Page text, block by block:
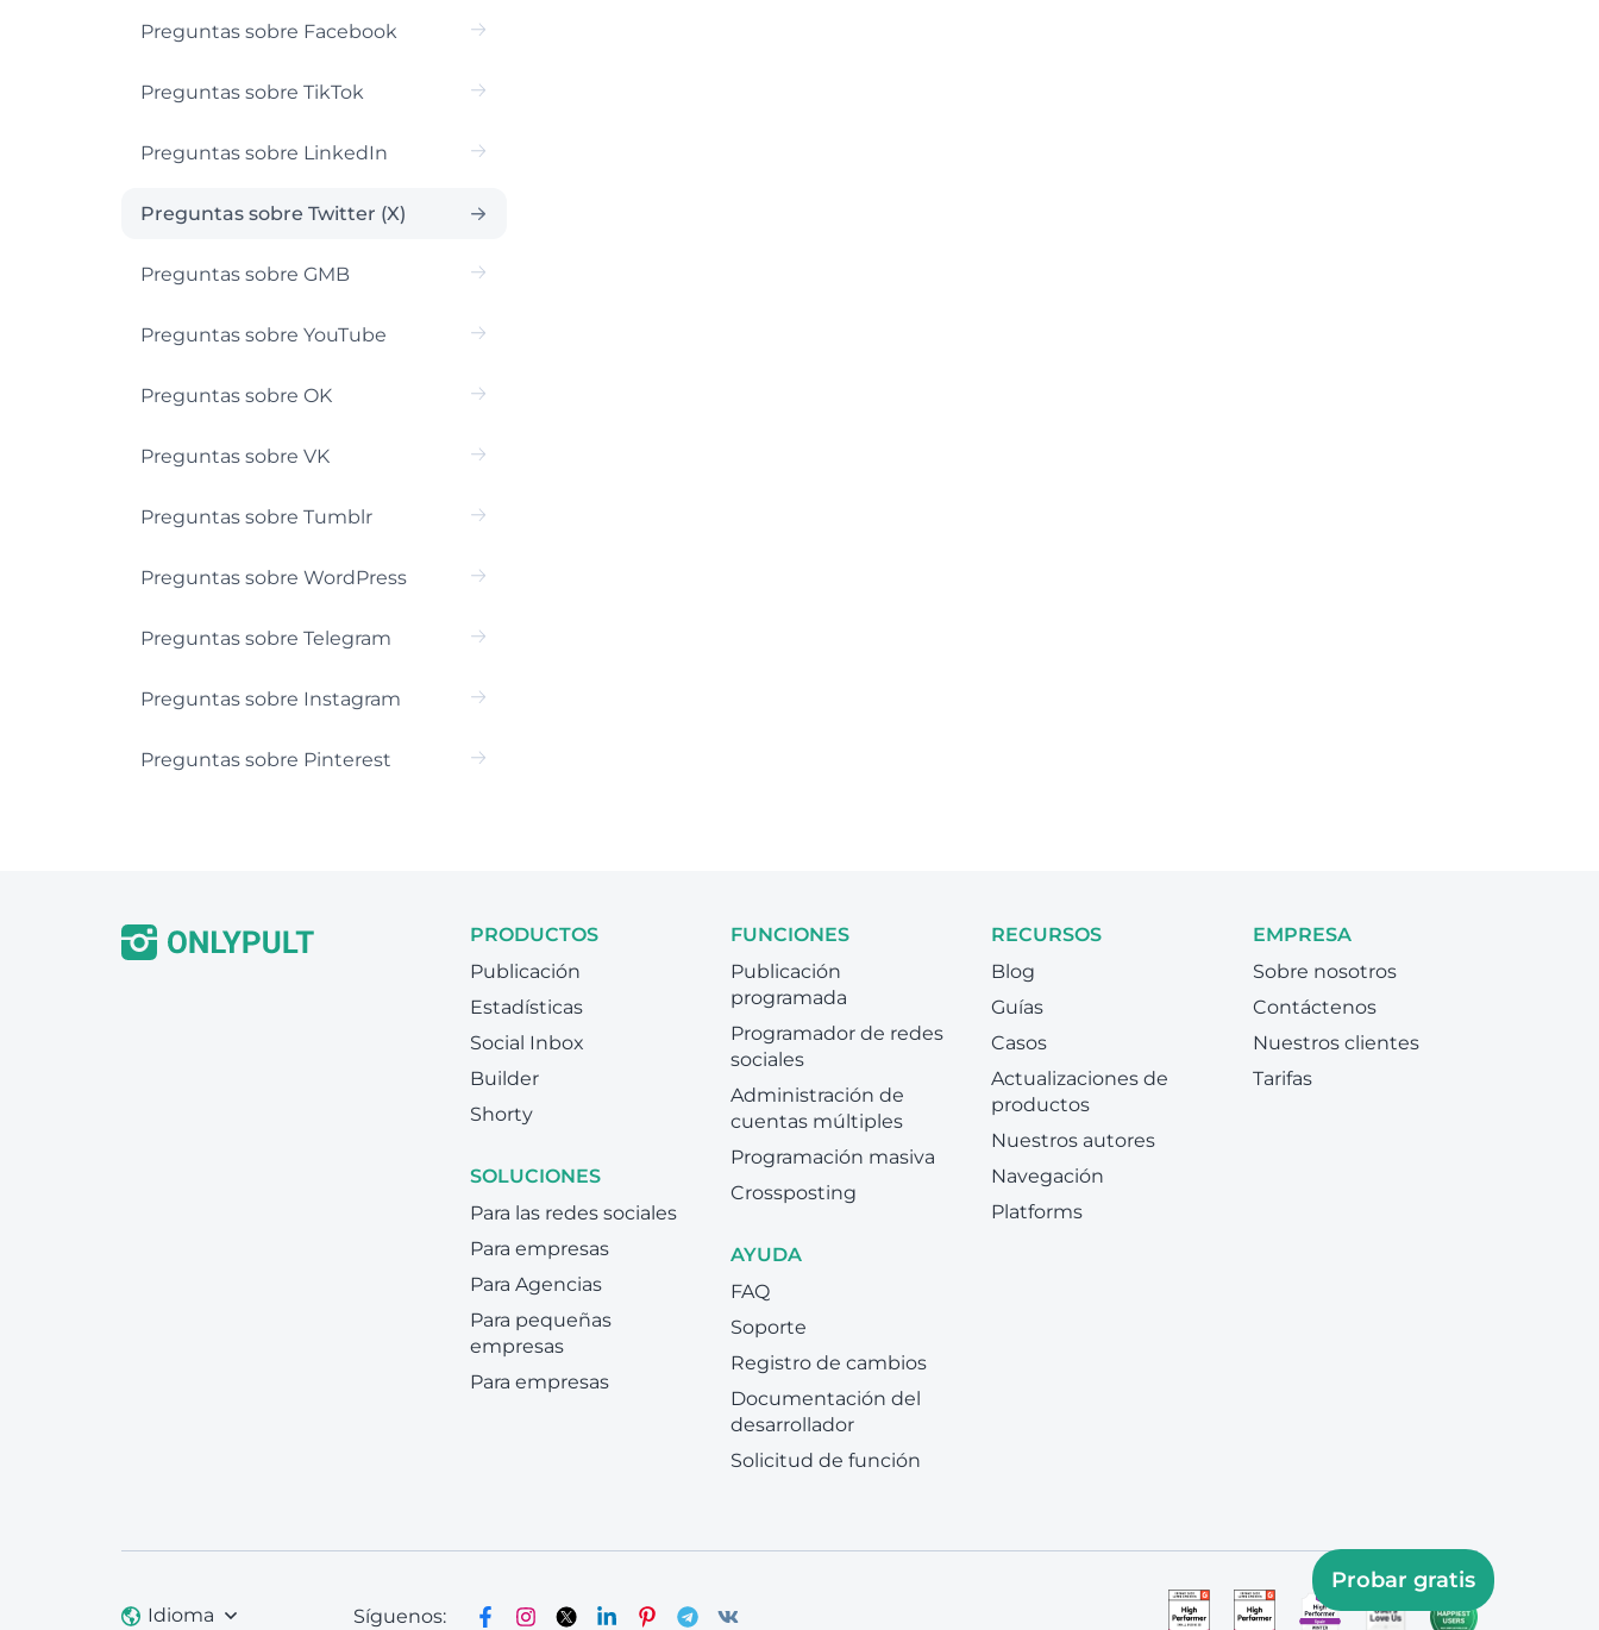
Preguntas sobre Facebook
Preguntas sobre TikTok
Preguntas sobre LinkedIn
Preguntas sobre Twitter (X)
Preguntas sobre GMB
Preguntas sobre YouTube
Preguntas sobre OK
Preguntas sobre VK
Preguntas sobre Tumblr
Preguntas sobre WordPress
Preguntas sobre Telegram
Preguntas sobre Instagram
Preguntas sobre Pinterest
PRODUCTOS
Publicación
Estadísticas
Social Inbox
Builder
Shorty
SOLUCIONES
Para las redes sociales
Para empresas
Para Agencias
Para pequeñas
empresas
Para empresas
FUNCIONES
Publicación
programada
Programador de redes
sociales
Administración de
cuentas múltiples
Programación masiva
Crossposting
AYUDA
FAQ
Soporte
Registro de cambios
Documentación del
desarrollador
Solicitud de función
RECURSOS
Blog
Guías
Casos
Actualizaciones de
productos
Nuestros autores
Navegación
Platforms
EMPRESA
Sobre nosotros
Contáctenos
Nuestros clientes
Tarifas
Idioma Síguenos:
Probar gratis